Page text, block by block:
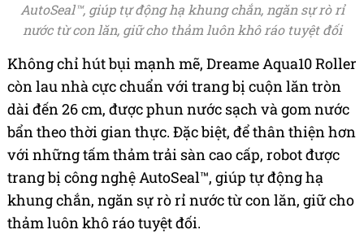
AutoSeal™, giúp tự động hạ khung chắn, ngăn sự rò rỉ
nước từ con lăn, giữ cho thảm luôn khô ráo tuyệt đối
Không chỉ hút bụi mạnh mẽ, Dreame Aqua10 Roller
còn lau nhà cực chuẩn với trang bị cuộn lăn tròn
dài đến 26 cm, được phun nước sạch và gom nước
bẩn theo thời gian thực. Đặc biệt, để thân thiện hơn
với những tấm thảm trải sàn cao cấp, robot được
trang bị công nghệ AutoSeal™, giúp tự động hạ
khung chắn, ngăn sự rò rỉ nước từ con lăn, giữ cho
thảm luôn khô ráo tuyệt đối.